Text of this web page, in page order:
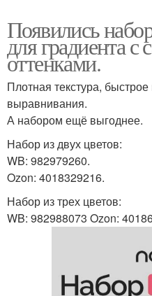
Появились
для градиента
оттенками.
Плотная текстура,
выравнивания.
А набором ещё выгоднее.
Набор из двух цветов:
WB: 982979260.
Ozon: 4018329216.
Набор из трех цветов:
WB: 982988073 Ozon: